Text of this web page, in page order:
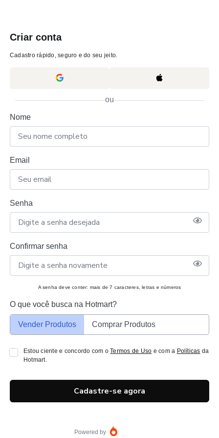
Criar conta
Cadastro rápido, seguro e do seu jeito.
ou
Nome
Email
Senha
Confirmar senha
A senha deve conter: mais de 7 caracteres, letras e números
O que você busca na Hotmart?
Vender Produtos Comprar Produtos
Estou ciente e concordo com oTermos de Uso e com a Políticas da
Hotmart.
Cadastre-se agora
Powered by